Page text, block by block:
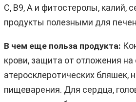
C, B9, A и фитостеролы, калий,
продукты полезными для
В чем еще польза продукта:
крови, защита от отложения на
атеросклеротических бляшек,
пищеварения. Для сердца,